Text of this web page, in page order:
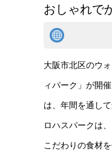
おしゃれで
大阪市北区のウ
ィパーク」が開
は、年間を通し
ロハスパークは
こだわりの食材